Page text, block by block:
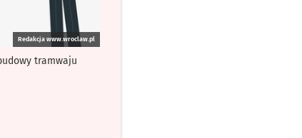
Redakcja www.wroclaw.pl
tramwaju